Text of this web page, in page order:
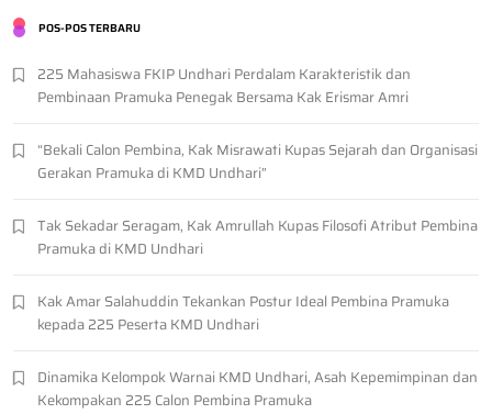
POS-POS TERBARU
225 Mahasiswa FKIP Undhari Perdalam Karakteristik dan
Pembinaan Pramuka Penegak Bersama Kak Erismar Amri
“Bekali Calon Pembina, Kak Misrawati Kupas Sejarah dan Organisasi
Gerakan Pramuka di KMD Undhari”
Tak Sekadar Seragam, Kak Amrullah Kupas Filosofi Atribut Pembina
Pramuka di KMD Undhari
Kak Amar Salahuddin Tekankan Postur Ideal Pembina Pramuka
kepada 225 Peserta KMD Undhari
Dinamika Kelompok Warnai KMD Undhari, Asah Kepemimpinan dan
Kekompakan 225 Calon Pembina Pramuka